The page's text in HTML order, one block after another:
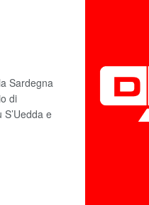
Sardegna
di
e